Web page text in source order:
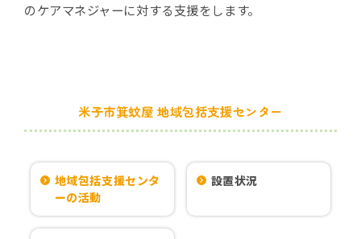
のケアマネジャーに対する支援をします。
米子市箕蚊屋 地域包括支援センター
地域包括支援センタ
ーの活動
設置状況